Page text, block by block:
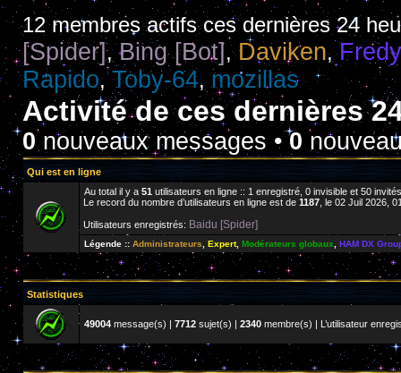
12 membres actifs ces dernières 24
[Spider],Bing [Bot],Daviken,Fredy
Rapido,Toby-64, mozillas
Activité de ces dernières
0nouveaux messages •0
Qui est en ligne
Au total il y a 51 utilisateurs en ligne :: 1 enregistré, 0 invisible et 50
Le record du nombre d’utilisateurs en ligne est de 1187 , le 02 Juil 2026,
Utilisateurs enregistrés: Baidu [Spider]
Légende :: Administrateurs Expert, Modérateurs globaux HAM DX
Statistiques
49004 message(s) | 7712 sujet(s) | 2340 membre(s) | L’utilisateur